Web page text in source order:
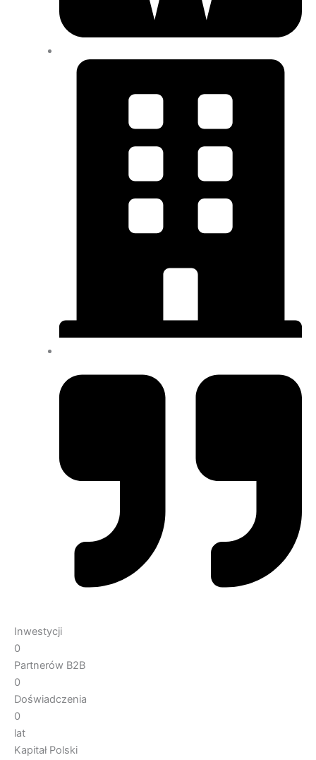
Inwestycji
0
Partnerów B2B
0
Doświadczenia
0
lat
Kapitał Polski